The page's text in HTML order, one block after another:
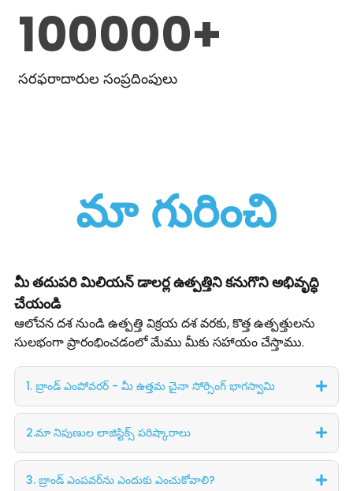
100000+
సరఫరాదారుల సంప్రదింపులు
మా గురించి
మీ తదుపరి మిలియన్ డాలర్ల ఉత్పత్తిని కనుగొని అభివృద్ధి
చేయండి
ఆలోచన దశ నుండి ఉత్పత్తి విక్రయ దశ వరకు, కొత్త ఉత్పత్తులను
సులభంగా ప్రారంభించడంలో మేము మీకు సహాయం చేస్తాము.
1. బ్రాండ్ ఎంపోవరర్ - మీ ఉత్తమ చైనా సోర్సింగ్ భాగస్వామి
2.మా నిపుణుల లాజిస్టిక్స్ పరిష్కారాలు
3. బ్రాండ్ ఎంపవర్‌ను ఎందుకు ఎంచుకోవాలి?